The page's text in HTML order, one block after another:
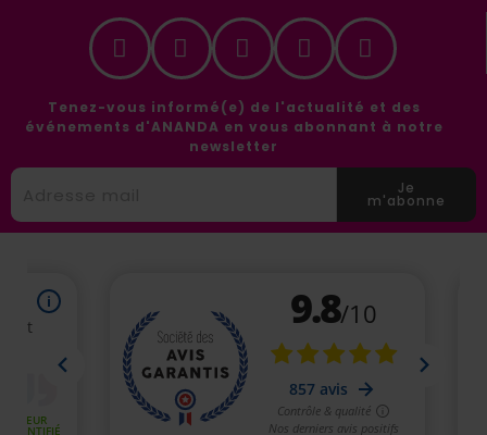
Tenez-vous informé(e) de l'actualité et des
événements d'ANANDA en vous abonnant à notre
newsletter
Je
m'abonne